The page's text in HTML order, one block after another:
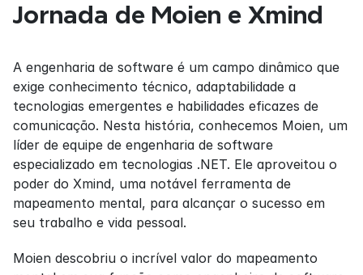
Jornada de Moien e Xmind
A engenharia de software é um campo dinâmico que
exige conhecimento técnico, adaptabilidade a
tecnologias emergentes e habilidades eficazes de
comunicação. Nesta história, conhecemos Moien, um
líder de equipe de engenharia de software
especializado em tecnologias .NET. Ele aproveitou o
poder do Xmind, uma notável ferramenta de
mapeamento mental, para alcançar o sucesso em
seu trabalho e vida pessoal.
Moien descobriu o incrível valor do mapeamento